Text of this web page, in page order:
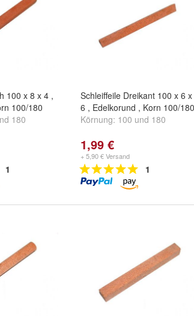
100 x 8 x 4 ,
100/180
180
1
Schleiffeile Dreikant 100 x 6 x
6 , Edelkorund , Korn 100/180
Körnung: 100 und 180
1,99 €
+ 5,90 € Versand
1